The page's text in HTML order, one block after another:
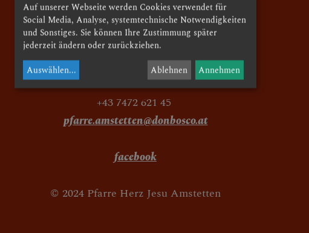
GRUPPEN IN DER
Pfarre Herz Jesu Amstetten
Preinsbacherstraße 21
3300 Amstetten
+43 7472 621 45
pfarre.amstetten@donbosco.at
facebook
© 2024 Pfarre Herz Jesu Amstetten
Auf unserer Webseite werden Cookies verwendet für
Social Media, Analyse, systemtechnische Notwendigkeiten
und Sonstiges. Sie können Ihre Zustimmung später
jederzeit ändern oder zurückziehen.
Auswählen... Ablehnen Annehmen